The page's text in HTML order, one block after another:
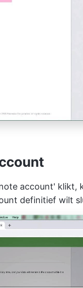
account' klikt,
definitief wilt